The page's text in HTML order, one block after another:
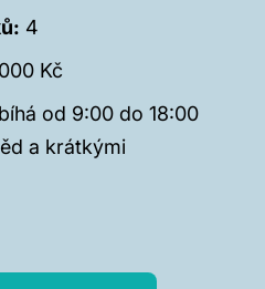
4
Kč
od 9:00 do 18:00
a krátkými